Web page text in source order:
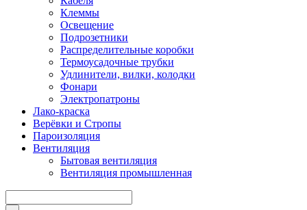
Клеммы
Освещение
Подрозетники
Распределительные коробки
Термоусадочные трубки
Удлинители, вилки, колодки
Фонари
Электропатроны
Лако-краска
Верёвки и Стропы
Пароизоляция
Вентиляция
Бытовая вентиляция
Вентиляция промышленная